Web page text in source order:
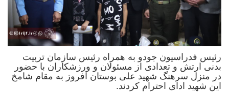
رئیس فدراسیون جودو به همراه رئیس سازمان تربیت
بدنی ارتش و تعدادی از مسئولان و ورزشکاران با حضور
در منزل سرهنگ شهید علی بوستان افروز به مقام شامخ
این شهید ادای احترام کردند.